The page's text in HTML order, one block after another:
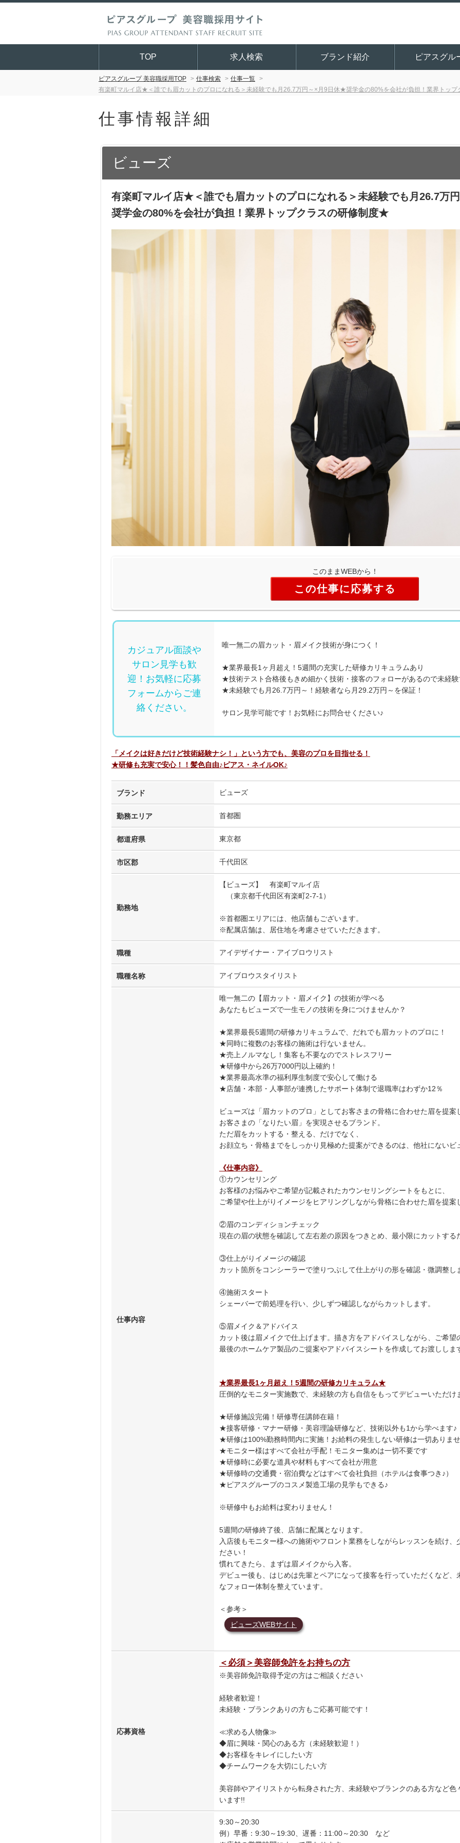
TOP 求人検索 ブランド紹介 ピアスグル
ピアスグループ 美容職採用TOP 仕事検索
仕事一覧
有楽町マルイ店★＜誰でも眉カットのプロになれる＞未経験でも月26.7万円～×月9日休★奨学金の80%を会社が負担！業界トッ
仕事情報詳細
ビューズ
有楽町マルイ店★＜誰でも眉カットのプロになれる＞未経験でも月26.7万
奨学金の80%を会社が負担！業界トップクラスの研修制度★
このままWEBから！
この仕事に応募する
カジュアル面談や
サロン見学も歓
迎！お気軽に応募
フォームからご連
絡ください。
唯一無二の眉カット・眉メイク技術が身につく！
★業界最長1ヶ月超え！5週間の充実した研修カリキュラムあり
★技術テスト合格後もきめ細かく技術・接客のフォローがあるので未経
★未経験でも月26.7万円～！経験者なら月29.2万円～を保証！
サロン見学可能です！お気軽にお問合せください♪
「メイクは好きだけど技術経験ナシ！」という方でも、美容のプロを目指せる！
★研修も充実で安心！！髪色自由♪ピアス・ネイルOK♪
ブランド ビューズ
勤務エリア 首都圏
都道府県 東京都
市区郡 千代田区
勤務地
【ビューズ】 有楽町マルイ店
（東京都千代田区有楽町2-7-1）
※首都圏エリアには、他店舗もございます。
※配属店舗は、居住地を考慮させていただきます。
職種 アイデザイナー・アイブロウリスト
職種名称 アイブロウスタイリスト
仕事内容
唯一無二の【眉カット・眉メイク】の技術が学べる
あなたもビューズで一生モノの技術を身につけませんか？
★業界最長5週間の研修カリキュラムで、だれでも眉カットのプロに！
★同時に複数のお客様の施術は行ないません。
★売上ノルマなし！集客も不要なのでストレスフリー
★研修中から26万7000円以上確約！
★業界最高水準の福利厚生制度で安心して働ける
★店舗・本部・人事部が連携したサポート体制で退職率はわずか12％
ビューズは「眉カットのプロ」としてお客さまの骨格に合わせた眉を提案
お客さまの「なりたい眉」を実現させるブランド。
ただ眉をカットする・整える、だけでなく、
お顔立ち・骨格までをしっかり見極めた提案ができるのは、他社にない
《仕事内容》
①カウンセリング
お客様のお悩みやご希望が記載されたカウンセリングシートをもとに、
ご希望や仕上がりイメージをヒアリングしながら骨格に合わせた眉を提案
②眉のコンディションチェック
現在の眉の状態を確認して左右差の原因をつきとめ、最小限にカットす
③仕上がりイメージの確認
カット箇所をコンシーラーで塗りつぶして仕上がりの形を確認・微調整し
④施術スタート
シェーバーで前処理を行い、少しずつ確認しながらカットします。
⑤眉メイク＆アドバイス
カット後は眉メイクで仕上げます。描き方をアドバイスしながら、ご希望
最後のホームケア製品のご提案やアドバイスシートを作成してお渡ししま
★業界最長1ヶ月超え！5週間の研修カリキュラム★
圧倒的なモニター実施数で、未経験の方も自信をもってデビューいただけ
★研修施設完備！研修専任講師在籍！
★接客研修・マナー研修・美容理論研修など、技術以外も1から学べます♪
★研修は100%勤務時間内に実施！お給料の発生しない研修は一切ありま
★モニター様はすべて会社が手配！モニター集めは一切不要です
★研修時に必要な道具や材料もすべて会社が用意
★研修時の交通費・宿泊費などはすべて会社負担（ホテルは食事つき♪）
★ピアスグループのコスメ製造工場の見学もできる♪
※研修中もお給料は変わりません！
5週間の研修終了後、店舗に配属となります。
入店後もモニター様への施術やフロント業務をしながらレッスンを続け
ださい！
慣れてきたら、まずは眉メイクから入客。
デビュー後も、はじめは先輩とペアになって接客を行っていただくなど
なフォロー体制を整えています。
＜参考＞
ビューズWEBサイト
応募資格
＜必須＞美容師免許をお持ちの方
※美容師免許取得予定の方はご相談ください
経験者歓迎！
未経験・ブランクありの方もご応募可能です！
≪求める人物像≫
◆眉に興味・関心のある方（未経験歓迎！）
◆お客様をキレイにしたい方
◆チームワークを大切にしたい方
美容師やアイリストから転身された方、未経験やブランクのある方など
います!!
9:30～20:30
例）早番：9:30～19:30、遅番：11:00～20:30 など